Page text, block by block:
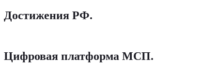
Достижения РФ.
Цифровая платформа МСП.